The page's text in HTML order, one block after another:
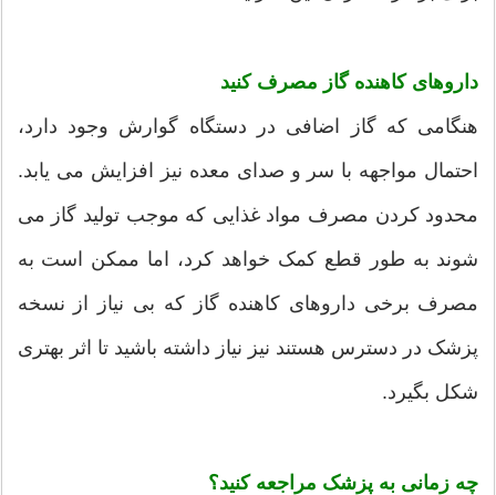
داروهای کاهنده گاز مصرف کنید
هنگامی که گاز اضافی در دستگاه گوارش وجود دارد،
احتمال مواجهه با سر و صدای معده نیز افزایش می یابد.
محدود کردن مصرف مواد غذایی که موجب تولید گاز می
شوند به طور قطع کمک خواهد کرد، اما ممکن است به
مصرف برخی داروهای کاهنده گاز که بی نیاز از نسخه
پزشک در دسترس هستند نیز نیاز داشته باشید تا اثر بهتری
شکل بگیرد.
چه زمانی به پزشک مراجعه کنید؟